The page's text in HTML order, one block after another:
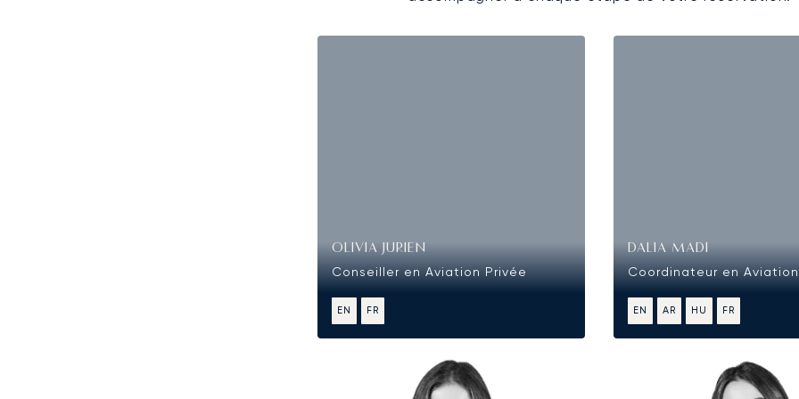
OLIVIA JURIEN
Conseiller en Aviation Privée
EN FR
DALIA MADI
Coordinateur en
EN AR HU FR